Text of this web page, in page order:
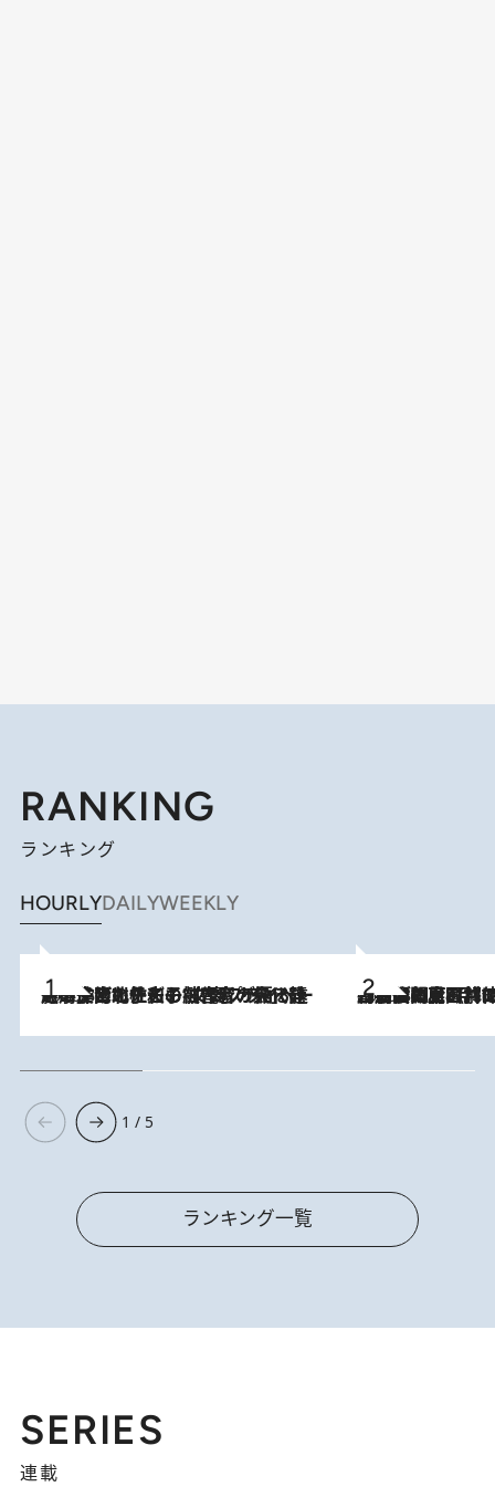
RANKING
ランキング
HOURLYDAILYWEEKLY
2026.8.3
《「文士の子ども被害者の会」発足！》阿川佐和子（72）が語る遠藤周作に北杜夫、劇作家・矢代静一の子どもたちの“文豪プライベート事件簿” 2026.8.8
「最後に見られてよかった」上野動物園の東園パンダ舎が解体前に特別公開。8月16日まで延長されたパネル展と共に辿る“半世紀”のパンダ飼育《解体工事の図面あり》
1 / 5
ランキング一覧
SERIES
連載